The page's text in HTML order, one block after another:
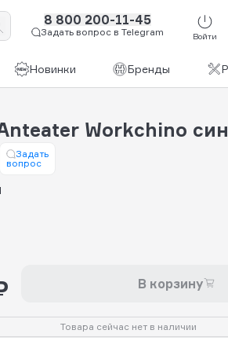
8 800 200-11-45
Задать вопрос в Telegram Войти
Новинки Бренды
Workchino
Задать
вопрос
В корзину
Товара сейчас нет в наличии